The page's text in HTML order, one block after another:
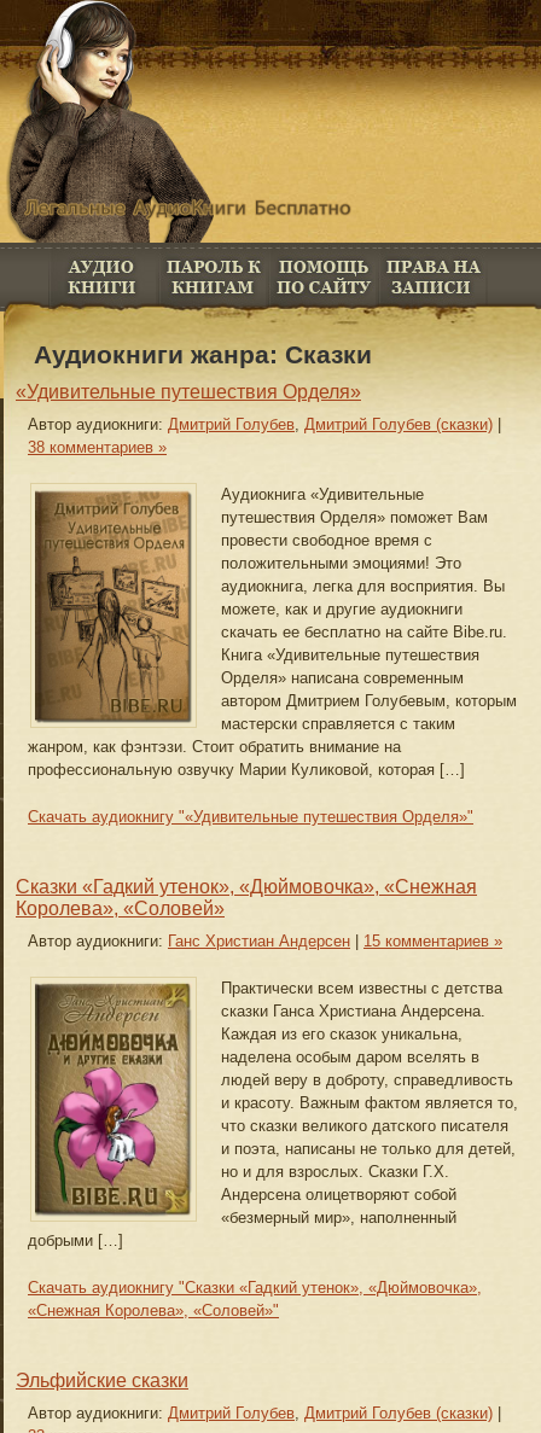
Аудиокниги жанра: Сказки
«Удивительные путешествия Орделя»
Автор аудиокниги: Дмитрий Голубев, Дмитрий Голубев (сказки)
38 комментариев »
Аудиокнига «Удивительные
путешествия Орделя» поможет Вам
провести свободное время с
положительными эмоциями! Это
аудиокнига, легка для восприятия. Вы
можете, как и другие аудиокниги
скачать ее бесплатно на сайте Bibe.ru.
Книга «Удивительные путешествия
Орделя» написана современным
автором Дмитрием Голубевым, которым
мастерски справляется с таким
жанром, как фэнтэзи. Стоит обратить внимание на
профессиональную озвучку Марии Куликовой, которая […]
Скачать аудиокнигу "«Удивительные путешествия Орделя»"
Сказки «Гадкий утенок», «Дюймовочка», «Снежная
Королева», «Соловей»
Автор аудиокниги: Ганс Христиан Андерсен 15 комментариев »
Практически всем известны с детства
сказки Ганса Христиана Андерсена.
Каждая из его сказок уникальна,
наделена особым даром вселять в
людей веру в доброту, справедливость
и красоту. Важным фактом является то,
что сказки великого датского писателя
и поэта, написаны не только для детей,
но и для взрослых. Сказки Г.Х.
Андерсена олицетворяют собой
«безмерный мир», наполненный
добрыми […]
Скачать аудиокнигу "Сказки «Гадкий утенок», «Дюймовочка»,
«Снежная Королева», «Соловей»"
Эльфийские сказки
Автор аудиокниги: Дмитрий Голубев, Дмитрий Голубев (сказки)